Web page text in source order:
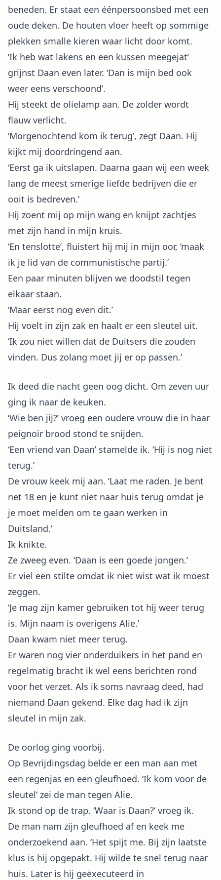
beneden. Er staat een éénpersoonsbed met een
oude deken. De houten vloer heeft op sommige
plekken smalle kieren waar licht door komt.
‘Ik heb wat lakens en een kussen meegejat’
grijnst Daan even later. ‘Dan is mijn bed ook
weer eens verschoond’.
Hij steekt de olielamp aan. De zolder wordt
flauw verlicht.
‘Morgenochtend kom ik terug’, zegt Daan. Hij
kijkt mij doordringend aan.
‘Eerst ga ik uitslapen. Daarna gaan wij een week
lang de meest smerige liefde bedrijven die er
ooit is bedreven.’
Hij zoent mij op mijn wang en knijpt zachtjes
met zijn hand in mijn kruis.
‘En tenslotte’, fluistert hij mij in mijn oor, ‘maak
ik je lid van de communistische partij.’
Een paar minuten blijven we doodstil tegen
elkaar staan.
‘Maar eerst nog even dit.’
Hij voelt in zijn zak en haalt er een sleutel uit.
‘Ik zou niet willen dat de Duitsers die zouden
vinden. Dus zolang moet jij er op passen.’
Ik deed die nacht geen oog dicht. Om zeven uur
ging ik naar de keuken.
‘Wie ben jij?’ vroeg een oudere vrouw die in haar
peignoir brood stond te snijden.
‘Een vriend van Daan’ stamelde ik. ‘Hij is nog niet
terug.’
De vrouw keek mij aan. ‘Laat me raden. Je bent
net 18 en je kunt niet naar huis terug omdat je
je moet melden om te gaan werken in
Duitsland.’
Ik knikte.
Ze zweeg even. ‘Daan is een goede jongen.’
Er viel een stilte omdat ik niet wist wat ik moest
zeggen.
‘Je mag zijn kamer gebruiken tot hij weer terug
is. Mijn naam is overigens Alie.’
Daan kwam niet meer terug.
Er waren nog vier onderduikers in het pand en
regelmatig bracht ik wel eens berichten rond
voor het verzet. Als ik soms navraag deed, had
niemand Daan gekend. Elke dag had ik zijn
sleutel in mijn zak.
De oorlog ging voorbij.
Op Bevrijdingsdag belde er een man aan met
een regenjas en een gleufhoed. ‘Ik kom voor de
sleutel’ zei de man tegen Alie.
Ik stond op de trap. ‘Waar is Daan?’ vroeg ik.
De man nam zijn gleufhoed af en keek me
onderzoekend aan. ‘Het spijt me. Bij zijn laatste
klus is hij opgepakt. Hij wilde te snel terug naar
huis. Later is hij geëxecuteerd in